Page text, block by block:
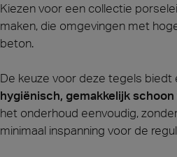
Kiezen voor een collectie
maken, die omgevingen met
beton.
De keuze voor deze tegels
hygiënisch, gemakkelijk
het onderhoud eenvoudig,
minimaal inspanning voor de